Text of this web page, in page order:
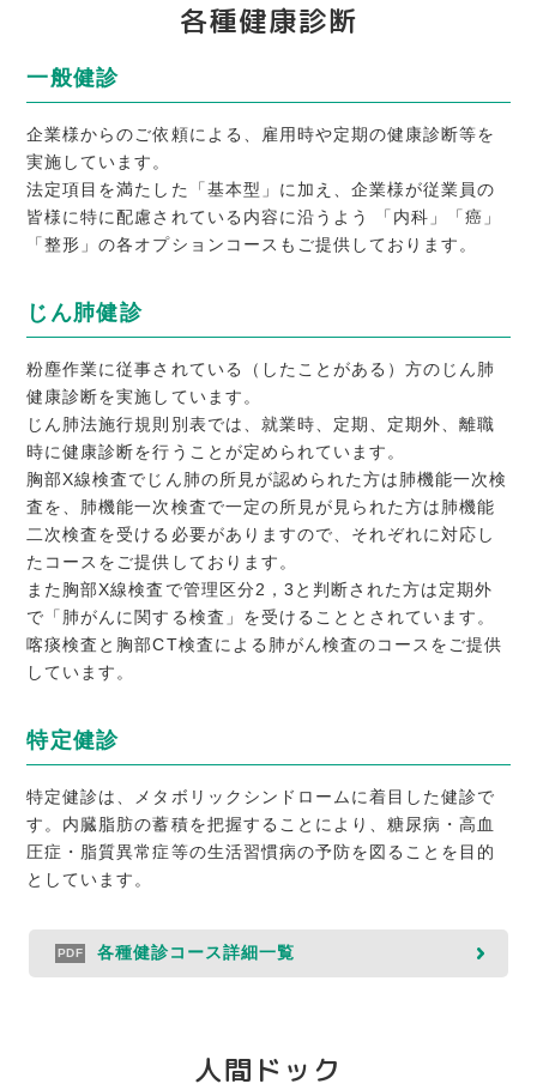
各種健康診断
一般健診
企業様からのご依頼による、雇用時や定期の健康診断等を
実施しています。
法定項目を満たした「基本型」に加え、企業様が従業員の
皆様に特に配慮されている内容に沿うよう 「内科」「癌」
「整形」の各オプションコースもご提供しております。
じん肺健診
粉塵作業に従事されている（したことがある）方のじん肺
健康診断を実施しています。
じん肺法施行規則別表では、就業時、定期、定期外、離職
時に健康診断を行うことが定められています。
胸部X線検査でじん肺の所見が認められた方は肺機能一次検
査を、肺機能一次検査で一定の所見が見られた方は肺機能
二次検査を受ける必要がありますので、それぞれに対応し
たコースをご提供しております。
また胸部X線検査で管理区分2，3と判断された方は定期外
で「肺がんに関する検査」を受けることとされています。
喀痰検査と胸部CT検査による肺がん検査のコースをご提供
しています。
特定健診
特定健診は、メタボリックシンドロームに着目した健診で
す。内臓脂肪の蓄積を把握することにより、糖尿病・高血
圧症・脂質異常症等の生活習慣病の予防を図ることを目的
としています。
各種健診コース詳細一覧
人間ドック